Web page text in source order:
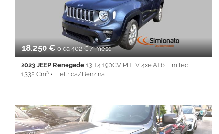
Specchietti laterali elettrici • Start&Stop • Telecamera
posteriore • Touch screen • USB • Vivavoce • Volante
18.250 €o da 402 € / mese
2023 JEEP Renegade 1.3 T4 190CV PHEV 4xe AT6 Limited
1.332 Cm³ • Elettrica/Benzina
• Alzacristalli elettrici • Android Auto • Apple CarPlay • Autoradio
• Bluetooth • Cerchi in lega • Chiusura centralizzata •
Climatizzatore • Controllo trazione • Cruise Control • ESP •